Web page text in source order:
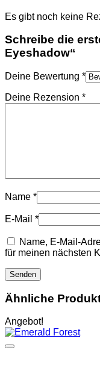
Es gibt noch keine
Schreibe die
Eyeshadow“
Deine Bewertung *
Deine Rezension *
Name *
E-Mail *
Name, E-Mail-
für meinen nächsten
Ähnliche
Angebot!